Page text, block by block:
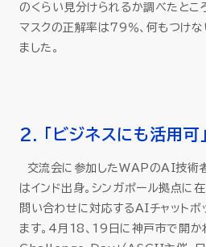
のくらい見分けられるか調べたとこ
マスクの正解率は79％、何もつけ
ました。
2. 「ビジネスにも活用可
交流会に参加したWAPのAI技術者
はインド出身。シンガポール拠点に
問い合わせに対応するAIチャットボ
ます。4月18、19日に神戸市で開か